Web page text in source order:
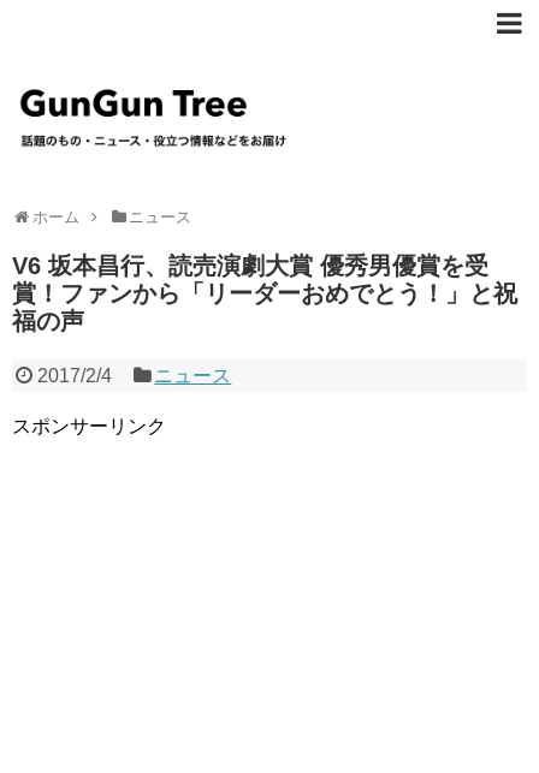
ホーム ニュース
V6 坂本昌行、読売演劇大賞 優秀男優賞を受
賞！ファンから「リーダーおめでとう！」と祝
福の声
2017/2/4 ニュース
スポンサーリンク